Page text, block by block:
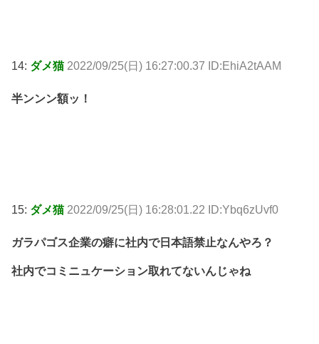
14: ダメ猫 2022/09/25(日) 16:27:00.37 ID:EhiA2tAAM
半ンンン額ッ！
15: ダメ猫 2022/09/25(日) 16:28:01.22 ID:Ybq6zUvf0
ガラパゴス企業の癖に社内で日本語禁止なんやろ？
社内でコミニュケーション取れてないんじゃね